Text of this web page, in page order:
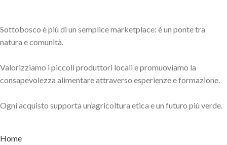
Sottobosco è più di un semplice marketplace: è un ponte tra
natura e comunità.
Valorizziamo i piccoli produttori locali e promuoviamo la
consapevolezza alimentare attraverso esperienze e formazione.
Ogni acquisto supporta un’agricoltura etica e un futuro più verde.
Home